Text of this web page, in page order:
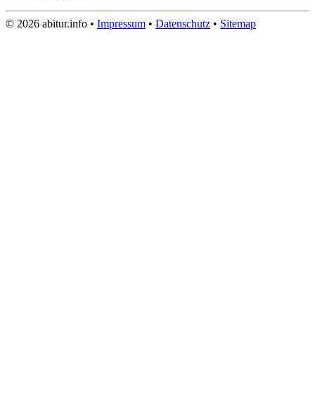
© 2026 abitur.info • Impressum • Datenschutz • Sitemap